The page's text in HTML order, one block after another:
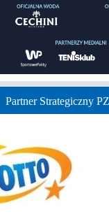
Partner Strategiczny